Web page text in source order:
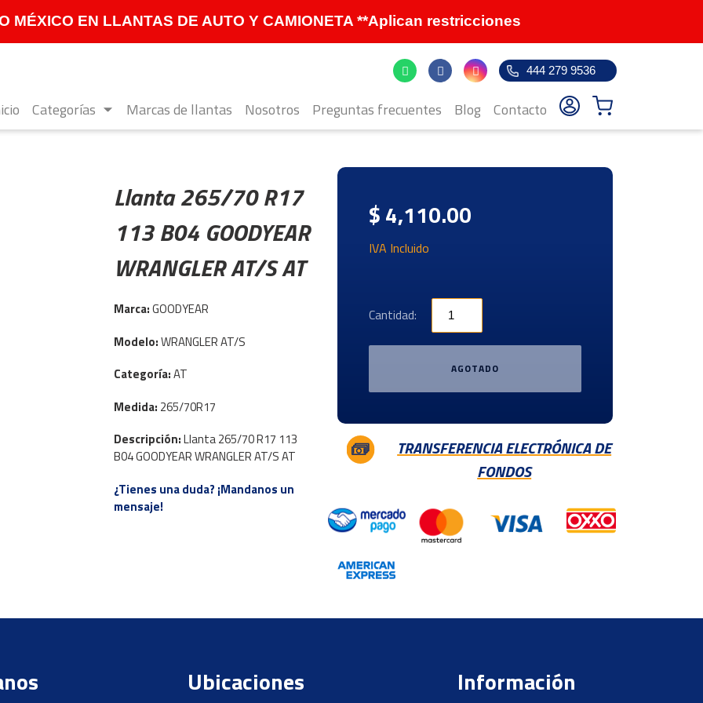
MÉXICO EN LLANTAS DE AUTO Y CAMIONETA **Aplican restricciones
Categorías Marcas de llantas Nosotros Preguntas frecuentes Blog Contacto
444 279 9536
Llanta 265/70 R17
113 B04 GOODYEAR
WRANGLER AT/S AT
Marca:GOODYEAR
Modelo:WRANGLER AT/S
Categoría:AT
Medida: 265/70R17
Descripción:Llanta 265/70 R17 113
B04 GOODYEAR WRANGLER AT/S AT
¿Tienes una duda? ¡Mandanos un
mensaje!
$ 4,110.00
IVA Incluido
Cantidad:
AGOTADO
TRANSFERENCIA ELECTRÓNICA DE
FONDOS
Ubicaciones Información